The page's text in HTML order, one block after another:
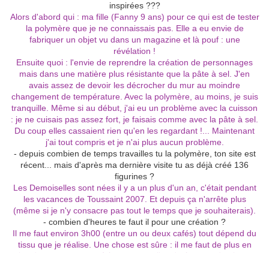
inspirées ???
Alors d'abord qui : ma fille (Fanny 9 ans) pour ce qui est de tester
la polymère que je ne connaissais pas. Elle a eu envie de
fabriquer un objet vu dans un magazine et là pouf : une
révélation !
Ensuite quoi : l'envie de reprendre la création de personnages
mais dans une matière plus résistante que la pâte à sel. J'en
avais assez de devoir les décrocher du mur au moindre
changement de température. Avec la polymère, au moins, je suis
tranquille. Même si au début, j'ai eu un problème avec la cuisson
: je ne cuisais pas assez fort, je faisais comme avec la pâte à sel.
Du coup elles cassaient rien qu'en les regardant !... Maintenant
j'ai tout compris et je n'ai plus aucun problème.
- depuis combien de temps travailles tu la polymère, ton site est
récent... mais d'après ma dernière visite tu as déjà créé 136
figurines ?
Les Demoiselles sont nées il y a un plus d'un an, c'était pendant
les vacances de Toussaint 2007. Et depuis ça n'arrête plus
(même si je n'y consacre pas tout le temps que je souhaiterais).
- combien d'heures te faut il pour une création ?
Il me faut environ 3h00 (entre un ou deux cafés) tout dépend du
tissu que je réalise. Une chose est sûre : il me faut de plus en